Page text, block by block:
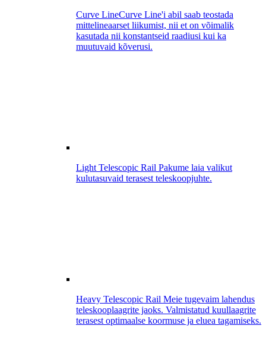
Curve LineCurve Line'i abil saab teostada
mittelineaarset liikumist, nii et on võimalik
kasutada nii konstantseid raadiusi kui ka
muutuvaid kõverusi.
Light Telescopic Rail Pakume laia valikut
kulutasuvaid terasest teleskoopjuhte.
Heavy Telescopic Rail Meie tugevaim lahendus
teleskooplaagrite jaoks. Valmistatud kuullaagrite
terasest optimaalse koormuse ja eluea tagamiseks.